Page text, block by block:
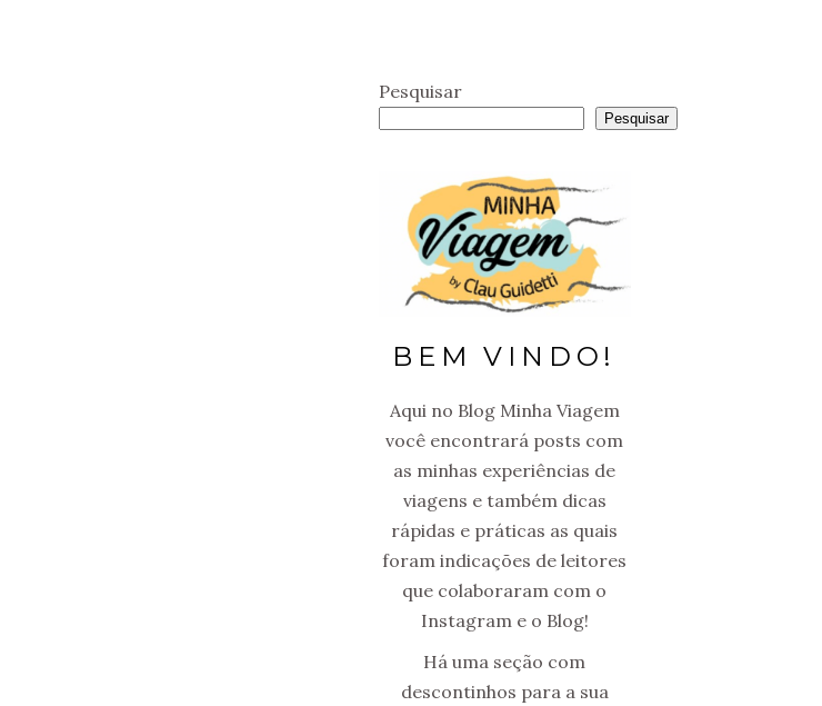
Pesquisar
Pesquisar
BEM VINDO!
Aqui no Blog Minha Viagem
você encontrará posts com
as minhas experiências de
viagens e também dicas
rápidas e práticas as quais
foram indicações de leitores
que colaboraram com o
Instagram e o Blog!
Há uma seção com
descontinhos para a sua